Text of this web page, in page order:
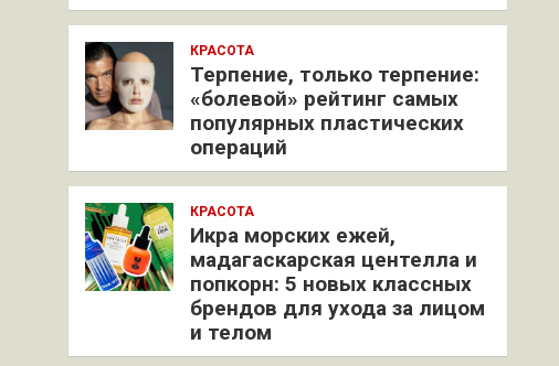
КРАСОТА
Терпение, только терпение:
«болевой» рейтинг самых
популярных пластических
операций
КРАСОТА
Икра морских ежей,
мадагаскарская центелла и
попкорн: 5 новых классных
брендов для ухода за лицом
и телом